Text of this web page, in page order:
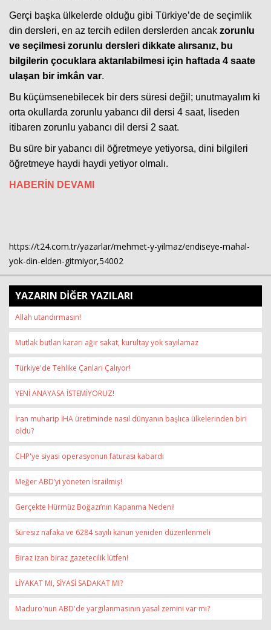
Gerçi başka ülkelerde olduğu gibi Türkiye’de de seçimlik
din dersleri, en az tercih edilen derslerden ancak zorunlu
ve seçilmesi zorunlu dersleri dikkate alırsanız, bu
bilgilerin çocuklara aktarılabilmesi için haftada 4 saate
ulaşan bir imkân var.
Bu küçümsenebilecek bir ders süresi değil; unutmayalım ki
orta okullarda zorunlu yabancı dil dersi 4 saat, liseden
itibaren zorunlu yabancı dil dersi 2 saat.
Bu süre bir yabancı dil öğretmeye yetiyorsa, dini bilgileri
öğretmeye haydi haydi yetiyor olmalı.
HABERİN DEVAMI
https://t24.com.tr/yazarlar/mehmet-y-yilmaz/endiseye-mahal-
yok-din-elden-gitmiyor,54002
YAZARIN DİĞER YAZILARI
Allah utandırmasın!
Mutlak butlan kararı ağır sakat, kurultay yok sayılamaz
Türkiye'de Tehlike Çanları Çalıyor!
YENİ ANAYASA İSTEMİYORUZ!
İran muharip İHA üretiminde nasıl dünyanın başlıca ülkelerinden biri
oldu?
CHP'ye siyasi operasyonun faturası kabardı
Meğer ABD’yi yöneten İsrailmiş!
Gerçekte Hürmüz Boğazı’nın Kapanma Nedeni!
Süresiz nafaka ve 6284 sayılı kanun yeniden düzenlenmeli
Biraz izan biraz gazetecilik lütfen!
LİYAKAT MI, SİYASİ SADAKAT MI?
Maduro'nun ABD'de yargılanmasının yasal zemini var mı?